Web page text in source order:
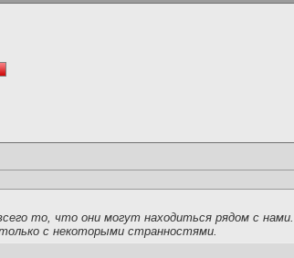
то, что они могут находиться рядом с нами.
с некоторыми странностями.